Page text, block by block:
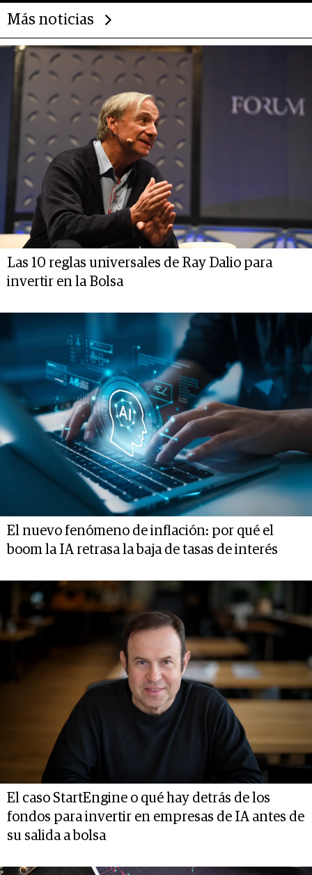
Más noticias
Las 10 reglas universales de Ray Dalio para
invertir en la Bolsa
El nuevo fenómeno de inflación: por qué el
boom la IA retrasa la baja de tasas de interés
El caso StartEngine o qué hay detrás de los
fondos para invertir en empresas de IA antes de
su salida a bolsa